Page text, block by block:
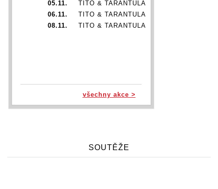
05.11.
TITO & TARANTULA
06.11.
TITO & TARANTULA
08.11.
TITO & TARANTULA
všechny akce >
SOUTĚŽE